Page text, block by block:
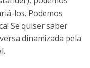
los. Podemos
Se quiser saber
dinamizada pela